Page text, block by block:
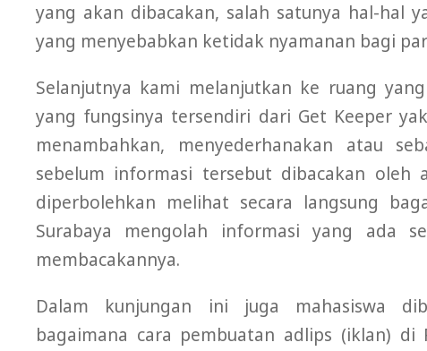
yang akan dibacakan, salah satunya hal-hal
yang menyebabkan ketidak nyamanan bagi
Selanjutnya kami melanjutkan ke ruang
yang fungsinya tersendiri dari Get Keeper
menambahkan, menyederhanakan atau
sebelum informasi tersebut dibacakan oleh
diperbolehkan melihat secara langsung
Surabaya mengolah informasi yang ada
membacakannya.
Dalam kunjungan ini juga mahasiswa
bagaimana cara pembuatan adlips (iklan) di